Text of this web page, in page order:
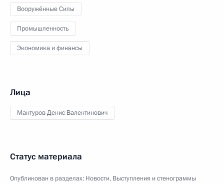
Вооружённые Силы
Промышленность
Экономика и финансы
Лица
Мантуров Денис Валентинович
Статус материала
Опубликован в разделах: Новости, Выступления и стенограммы